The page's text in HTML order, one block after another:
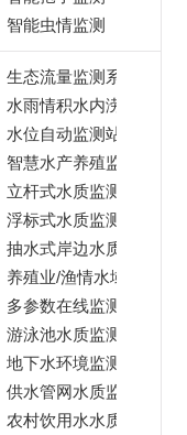
智能虫情监测
生态流量监测系统
水雨情积水内涝监测
水位自动监测站
智慧水产养殖监测
立杆式水质监测系统
浮标式水质监测系统
抽水式岸边水质监测
养殖业/渔情水域监测
多参数在线监测系统
游泳池水质监测系统
地下水环境监测
供水管网水质监测
农村饮用水水质监测